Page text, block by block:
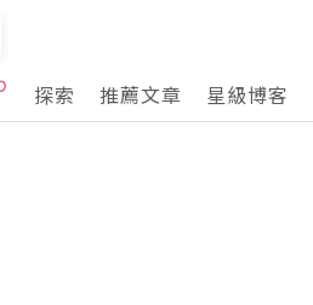
探索 推薦文章 星級博客